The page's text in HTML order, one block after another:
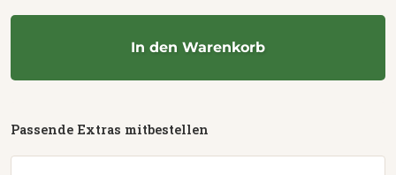
In den Warenkorb
Passende Extras mitbestellen